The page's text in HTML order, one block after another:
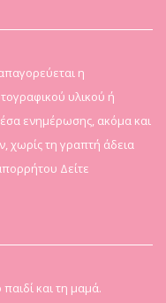
η
υλικού ή
ενημέρωσης, ακόμα και
χωρίς τη γραπτή άδεια
Δείτε
παιδί και τη μαμά.